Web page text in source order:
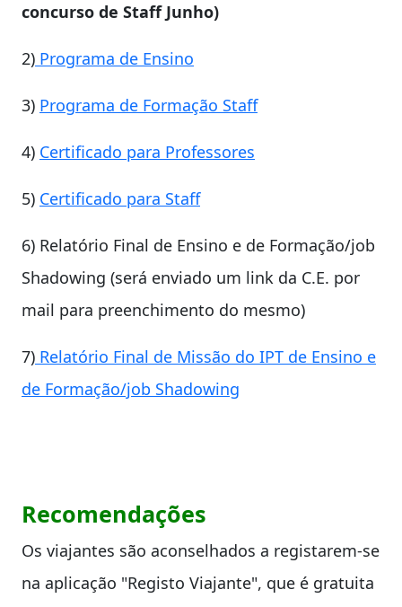
concurso de Staff Junho)
2) Programa de Ensino
3) Programa de Formação Staff
4) Certificado para Professores
5) Certificado para Staff
6) Relatório Final de Ensino e de Formação/job
Shadowing (será enviado um link da C.E. por
mail para preenchimento do mesmo)
7) Relatório Final de Missão do IPT de Ensino e
de Formação/job Shadowing
Recomendações
Os viajantes são aconselhados a registarem-se
na aplicação "Registo Viajante", que é gratuita